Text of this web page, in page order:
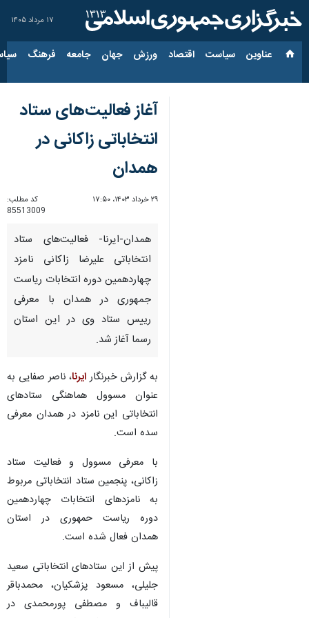
۱۷ مرداد ۱۴۰۵
عناوین‌ سیاست اقتصاد ورزش جهان جامعه فرهنگ
آغاز فعالیت‌های ستاد
انتخاباتی زاکانی در
همدان
۲۹ خرداد ۱۴۰۳، ۱۷:۵۰
کد مطلب:
85513009
همدان-ایرنا- فعالیت‌های ستاد
انتخاباتی علیرضا زاکانی نامزد
چهاردهمین دوره انتخابات ریاست
جمهوری در همدان با معرفی
رییس ستاد وی در این استان
رسما آغاز شد.
به گزارش خبرنگارایرنا، ناصر صفایی به
عنوان مسوول هماهنگی ستادهای
انتخاباتی این نامزد در همدان معرفی
سده است.
با معرفی مسوول و فعالیت ستاد
زاکانی، پنجمین ستاد انتخاباتی مربوط
به نامزدهای انتخابات چهاردهمین
دوره ریاست حمهوری در استان
همدان فعال شده است.
پیش از این ستادهای انتخاباتی سعید
جلیلی، مسعود پزشکیان، محمدباقر
قالیباف و مصطفی پورمحمدی در